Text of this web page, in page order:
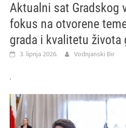
Aktualni sat Gradskog
fokus na otvorene
grada i kvalitetu života
3. lipnja 2026. Vodnjanski Đir
.